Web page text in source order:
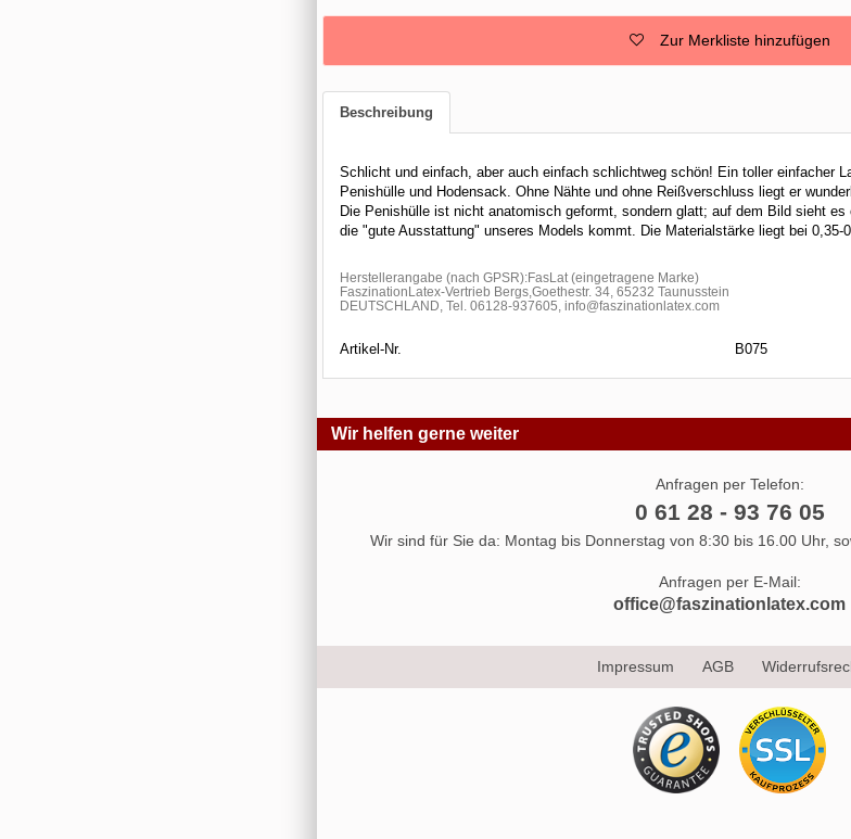
Zur Merkliste hinzufügen
Beschreibung
Schlicht und einfach, aber auch einfach schlichtweg schön! Ein toller einfacher
Penishülle und Hodensack. Ohne Nähte und ohne Reißverschluss liegt er
Die Penishülle ist nicht anatomisch geformt, sondern glatt; auf dem Bild sieht
die "gute Ausstattung" unseres Models kommt. Die Materialstärke liegt bei 0,35-
Herstellerangabe (nach GPSR):FasLat (eingetragene Marke)
FaszinationLatex-Vertrieb Bergs,Goethestr. 34, 65232 Taunusstein
DEUTSCHLAND, Tel. 06128-937605, info@faszinationlatex.com
Artikel-Nr. B075
Wir helfen gerne weiter
Anfragen per Telefon:
0 61 28 - 93 76 05
Wir sind für Sie da: Montag bis Donnerstag von 8:30 bis 16.00 Uhr,
Anfragen per E-Mail:
office@faszinationlatex.com
Impressum AGB